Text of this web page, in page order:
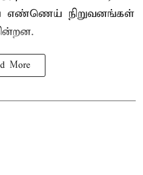
எண்ணெய் நிறுவனங்கள்
More